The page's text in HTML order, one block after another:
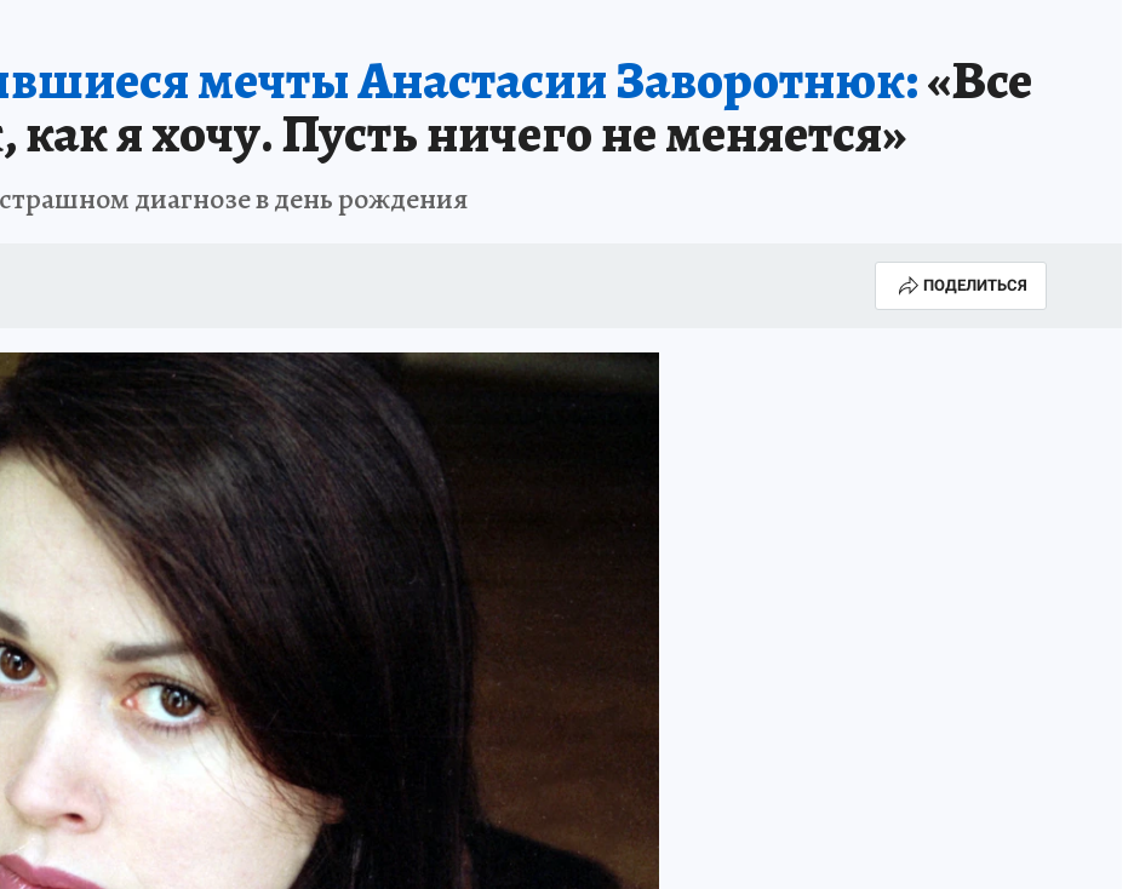
мечты Анастасии Заворотнюк:«Все
как я хочу. Пусть ничего не меняется»
диагнозе в день рождения
ПОДЕЛИТЬСЯ